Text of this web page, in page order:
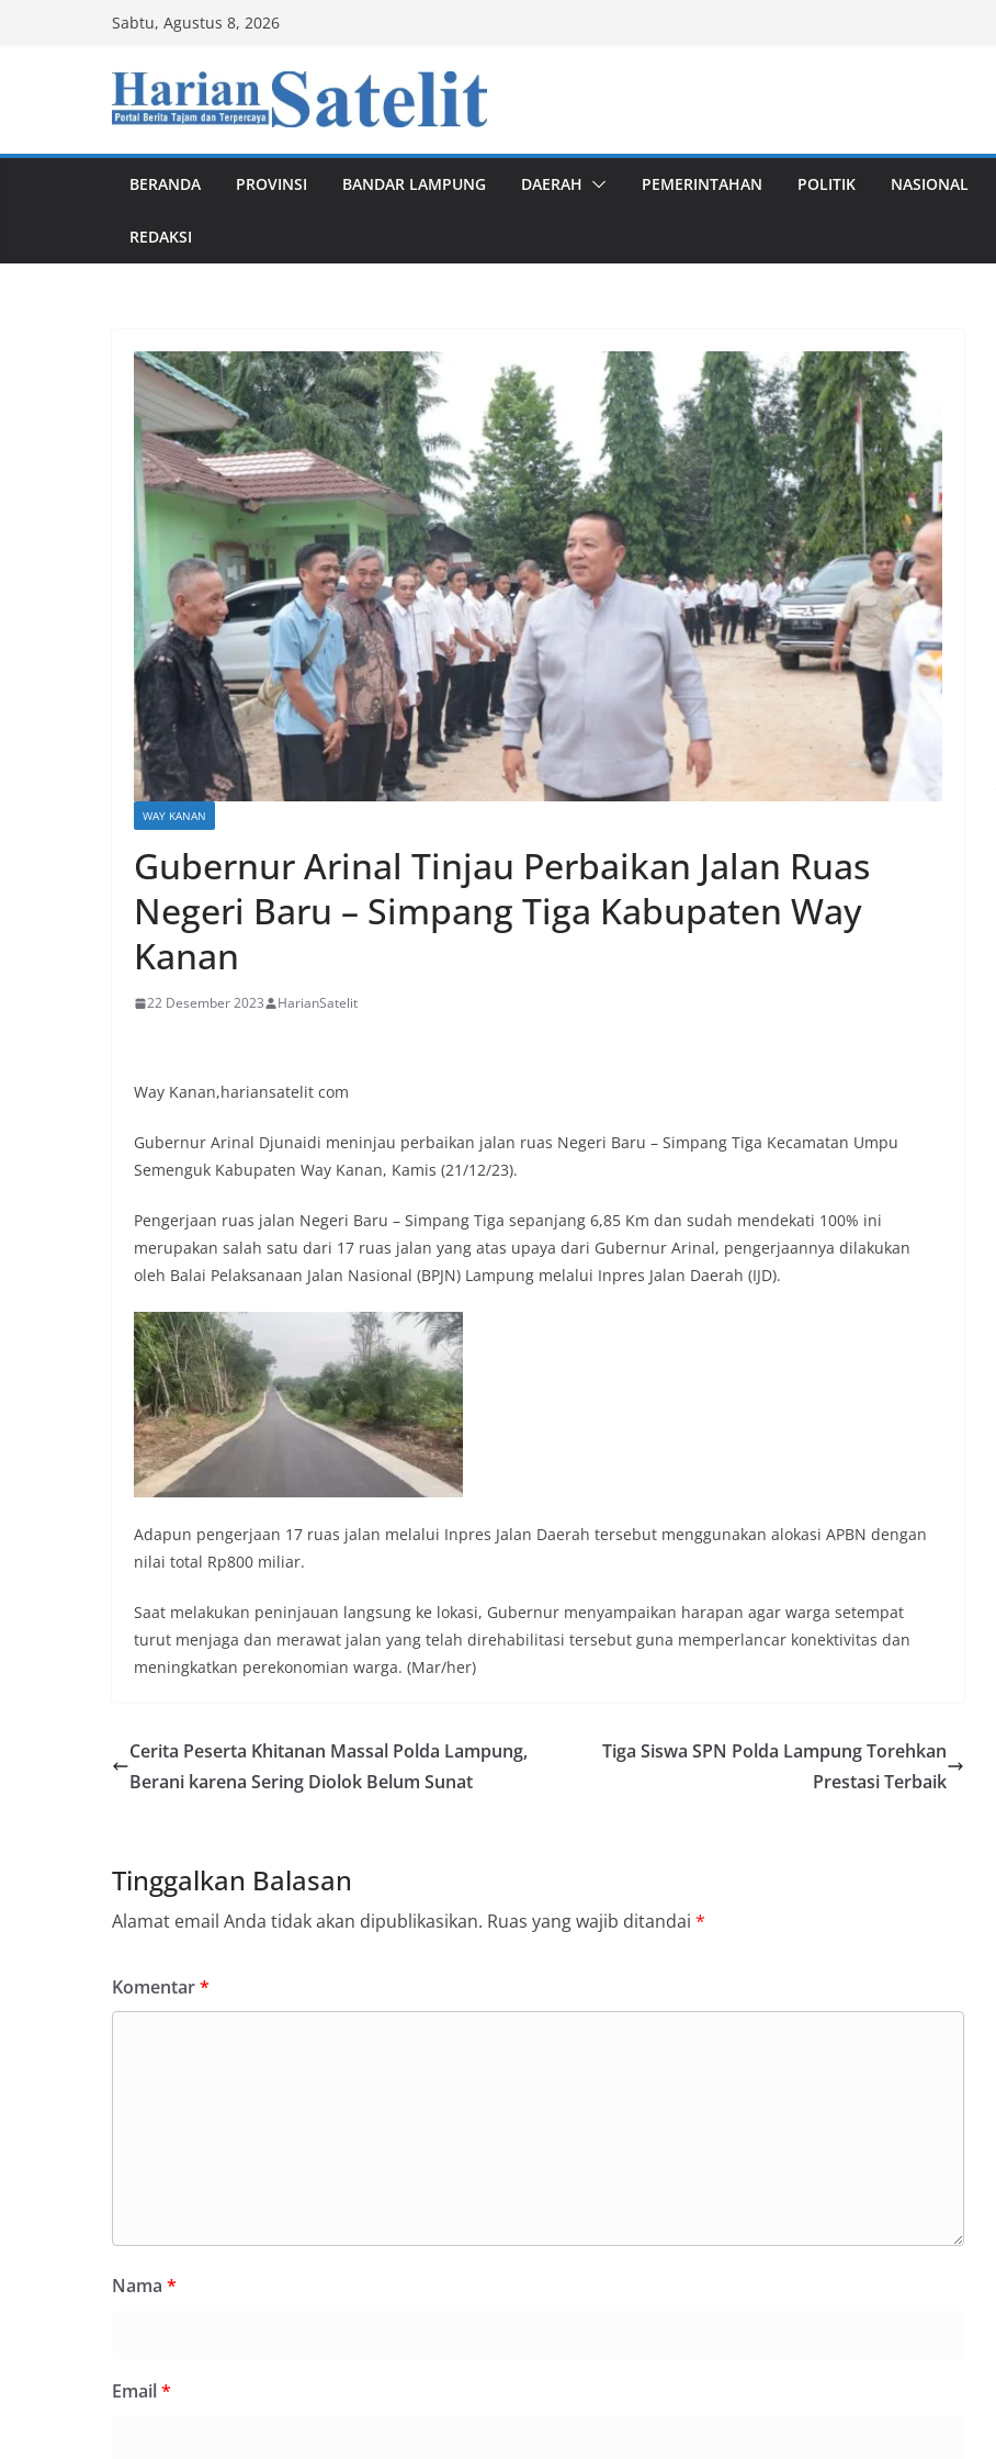
Sabtu, Agustus 8, 2026
BERANDA PROVINSI BANDAR LAMPUNG DAERAH PEMERINTAHAN POLITIK NASIONAL
REDAKSI
WAY KANAN
Gubernur Arinal Tinjau Perbaikan Jalan Ruas
Negeri Baru – Simpang Tiga Kabupaten Way
Kanan
22 Desember 2023 HarianSatelit
Way Kanan,hariansatelit com
Gubernur Arinal Djunaidi meninjau perbaikan jalan ruas Negeri Baru – Simpang Tiga Kecamatan Umpu
Semenguk Kabupaten Way Kanan, Kamis (21/12/23).
Pengerjaan ruas jalan Negeri Baru – Simpang Tiga sepanjang 6,85 Km dan sudah mendekati 100% ini
merupakan salah satu dari 17 ruas jalan yang atas upaya dari Gubernur Arinal, pengerjaannya dilakukan
oleh Balai Pelaksanaan Jalan Nasional (BPJN) Lampung melalui Inpres Jalan Daerah (IJD).
Adapun pengerjaan 17 ruas jalan melalui Inpres Jalan Daerah tersebut menggunakan alokasi APBN dengan
nilai total Rp800 miliar.
Saat melakukan peninjauan langsung ke lokasi, Gubernur menyampaikan harapan agar warga setempat
turut menjaga dan merawat jalan yang telah direhabilitasi tersebut guna memperlancar konektivitas dan
meningkatkan perekonomian warga. (Mar/her)
Cerita Peserta Khitanan Massal Polda Lampung,
Berani karena Sering Diolok Belum Sunat
Tiga Siswa SPN Polda Lampung Torehkan
Prestasi Terbaik
Tinggalkan Balasan
Alamat email Anda tidak akan dipublikasikan. Ruas yang wajib ditandai *
Komentar*
Nama *
Email*